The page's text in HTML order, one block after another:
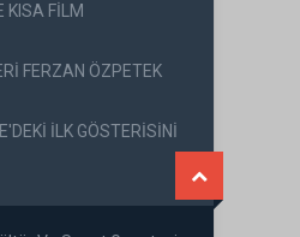
KISA FİLM
FERZAN ÖZPETEK
İLK GÖSTERİSİNİ